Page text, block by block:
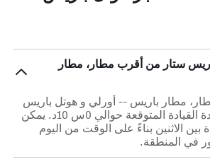
ستار من أقرب مطار، مطار
مطار باريس -- أورلي و هوتل باريس
ستار هي 13.4 كم ومدة القيادة المتوقعة حوالي 0س 10د. يمكن
الاثنين بناءً على الوقت من اليوم
في المنطقة.